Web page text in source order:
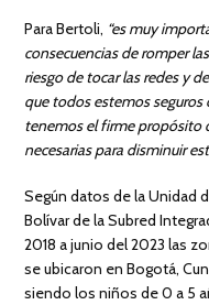
Para Bertoli, “es muy
consecuencias de romper
riesgo de tocar las redes y
que todos estemos seguros
tenemos el firme propósito
necesarias para disminuir
Según datos de la Unidad
Bolívar de la Subred
2018 a junio del 2023 las
se ubicaron en Bogotá,
siendo los niños de 0 a 5